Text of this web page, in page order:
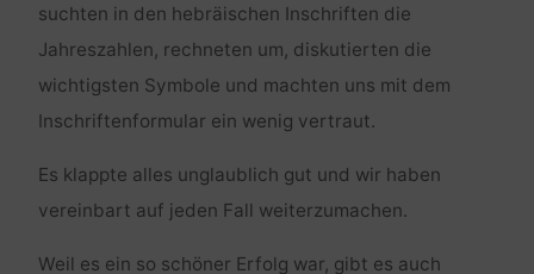
suchten in den hebräischen Inschriften die
Jahreszahlen, rechneten um, diskutierten die
wichtigsten Symbole und machten uns mit dem
Inschriftenformular ein wenig vertraut.
Es klappte alles unglaublich gut und wir haben
vereinbart auf jeden Fall weiterzumachen.
Weil es ein so schöner Erfolg war, gibt es auch